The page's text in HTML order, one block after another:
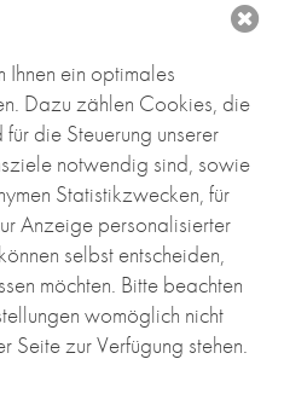
mit Tonbaustoffen
| 50825 Köln
0
ein optimales
Dazu zählen Cookies, die
die Steuerung unserer
notwendig sind, sowie
Statistikzwecken, für
Anzeige personalisierter
selbst entscheiden,
möchten. Bitte beachten
womöglich nicht
Seite zur Verfügung stehen.